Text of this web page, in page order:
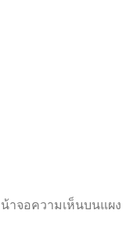
าจอความเห็นบนแผง